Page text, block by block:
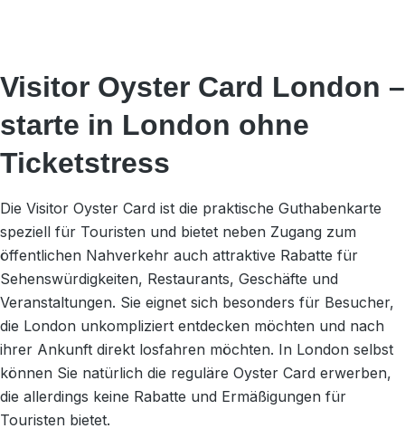
Visitor Oyster Card London –
starte in London ohne
Ticketstress
Die Visitor Oyster Card ist die praktische Guthabenkarte
speziell für Touristen und bietet neben Zugang zum
öffentlichen Nahverkehr auch attraktive Rabatte für
Sehenswürdigkeiten, Restaurants, Geschäfte und
Veranstaltungen. Sie eignet sich besonders für Besucher,
die London unkompliziert entdecken möchten und nach
ihrer Ankunft direkt losfahren möchten. In London selbst
können Sie natürlich die reguläre Oyster Card erwerben,
die allerdings keine Rabatte und Ermäßigungen für
Touristen bietet.